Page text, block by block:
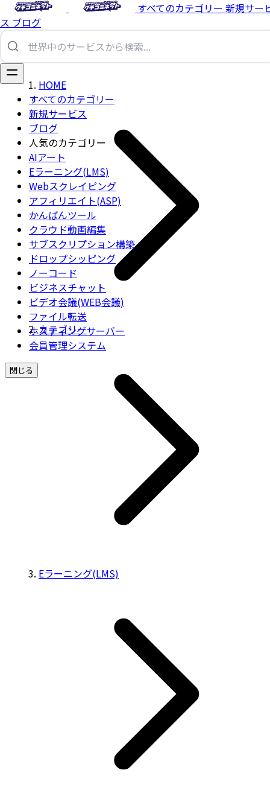
すべてのカテゴリー 新規サー
ス ブログ
すべてのカテゴリー
新規サービス
ブログ
人気のカテゴリー
AIアート
Eラーニング(LMS)
Webスクレイピング
アフィリエイト(ASP)
かんばんツール
クラウド動画編集
サブスクリプション構築
ドロップシッピング
ノーコード
ビジネスチャット
ビデオ会議(WEB会議)
ファイル転送
ホスティングサーバー
会員管理システム
閉じる
HOME
カテゴリー
Eラーニング(LMS)